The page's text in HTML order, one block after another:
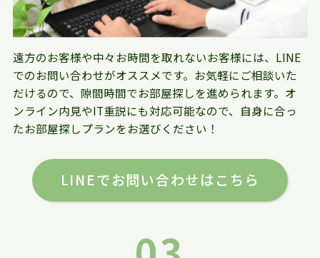
遠方のお客様や中々お時間を取れないお客様には、LINE
でのお問い合わせがオススメです。お気軽にご相談いた
だけるので、隙間時間でお部屋探しを進められます。オ
ンライン内見やIT重説にも対応可能なので、自身に合っ
たお部屋探しプランをお選びください！
LINEでお問い合わせはこちら